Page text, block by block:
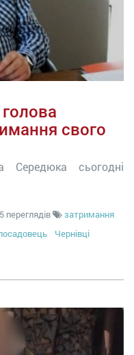
свого
Середюка сьогодні
переглядів
затримання
Чернівці